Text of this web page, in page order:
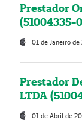
Prestador
(51004335-
01 de Janeiro de
Prestador
LTDA
01 de Abril de